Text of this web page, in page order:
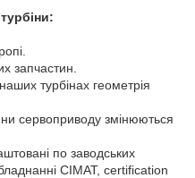
запчастин.
турбінах геометрія
сервоприводу змінюються
по заводських
CIMAT, certification